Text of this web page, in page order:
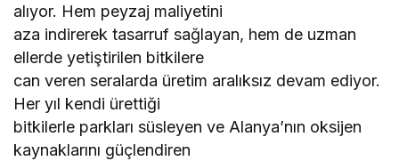
alıyor. Hem peyzaj maliyetini
aza indirerek tasarruf sağlayan, hem de uzman
ellerde yetiştirilen bitkilere
can veren seralarda üretim aralıksız devam ediyor.
Her yıl kendi ürettiği
bitkilerle parkları süsleyen ve Alanya’nın oksijen
kaynaklarını güçlendiren